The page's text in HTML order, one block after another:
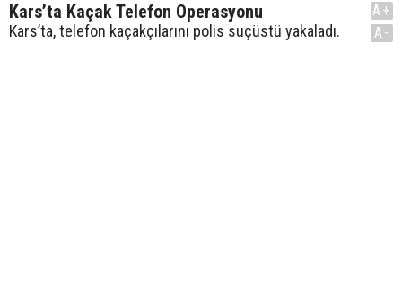
Kars’ta Kaçak Telefon Operasyonu
Kars’ta, telefon kaçakçılarını polis suçüstü yakaladı.
A+
A-